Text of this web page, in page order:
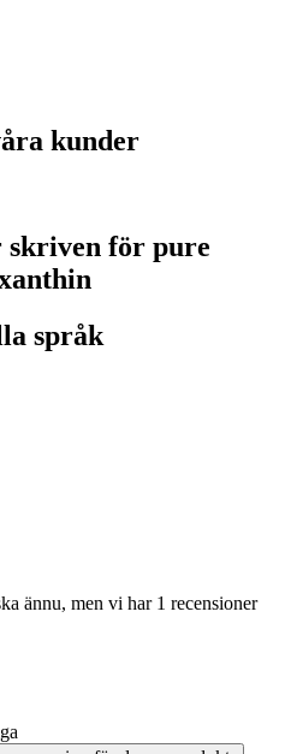
kunder
skriven för pure
språk
ännu, men vi har 1 recensioner